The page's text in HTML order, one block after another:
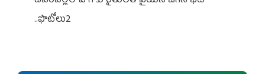
..ఫొటోలు2